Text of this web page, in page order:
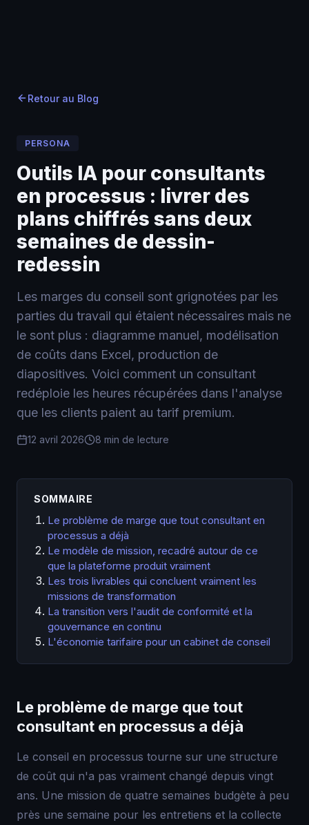
Retour au Blog
PERSONA
Outils IA pour consultants
en processus : livrer des
plans chiffrés sans deux
semaines de dessin-
redessin
Les marges du conseil sont grignotées par les
parties du travail qui étaient nécessaires mais ne
le sont plus : diagramme manuel, modélisation
de coûts dans Excel, production de
diapositives. Voici comment un consultant
redéploie les heures récupérées dans l'analyse
que les clients paient au tarif premium.
12 avril 2026 8 min de lecture
SOMMAIRE
Le problème de marge que tout consultant en
processus a déjà
Le modèle de mission, recadré autour de ce
que la plateforme produit vraiment
Les trois livrables qui concluent vraiment les
missions de transformation
La transition vers l'audit de conformité et la
gouvernance en continu
L'économie tarifaire pour un cabinet de conseil
Le problème de marge que tout
consultant en processus a déjà
Le conseil en processus tourne sur une structure
de coût qui n'a pas vraiment changé depuis vingt
ans. Une mission de quatre semaines budgète à peu
près une semaine pour les entretiens et la collecte